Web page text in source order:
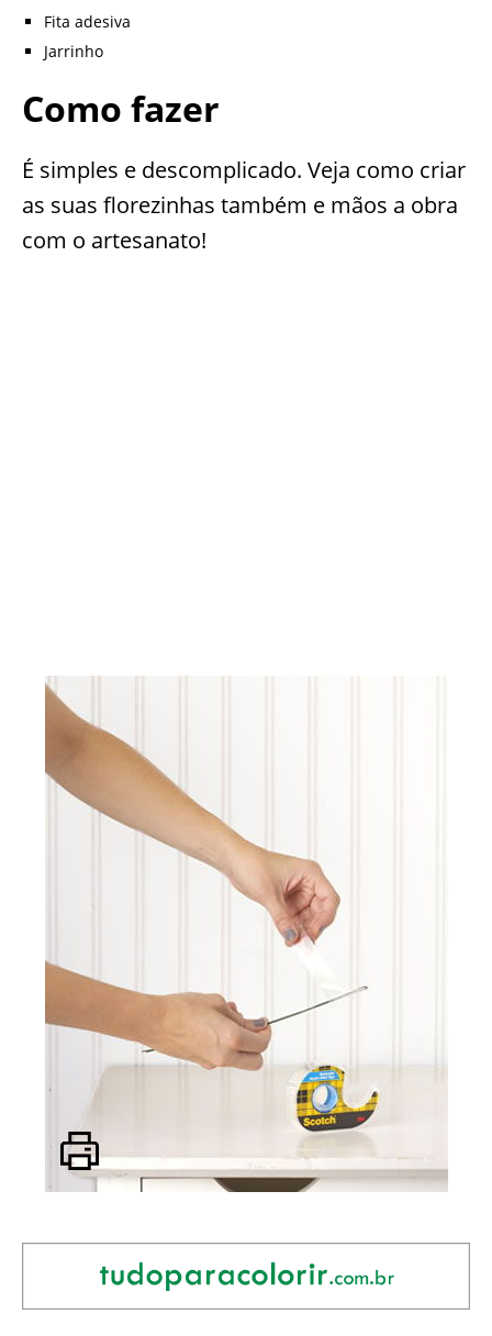
Fita adesiva
Jarrinho
Como fazer
É simples e descomplicado. Veja como criar
as suas florezinhas também e mãos a obra
com o artesanato!